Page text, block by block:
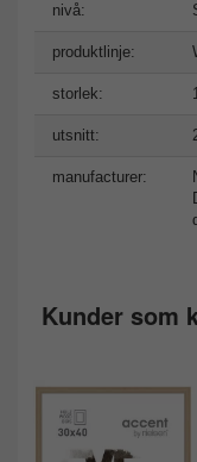
nivå:
produktlinje:
storlek:
utsnitt:
manufacturer:
Kunder som